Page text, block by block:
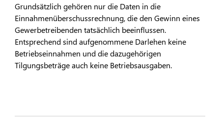
Grundsätzlich gehören nur die Daten in die
Einnahmenüberschussrechnung, die den Gewinn eines
Gewerbetreibenden tatsächlich beeinflussen.
Entsprechend sind aufgenommene Darlehen keine
Betriebseinnahmen und die dazugehörigen
Tilgungsbeträge auch keine Betriebsausgaben.